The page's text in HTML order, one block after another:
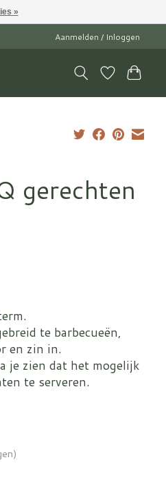
Aanmelden / Inloggen
gerechten
te barbecueën,
en zin in.
je zien dat het mogelijk
te serveren.
»